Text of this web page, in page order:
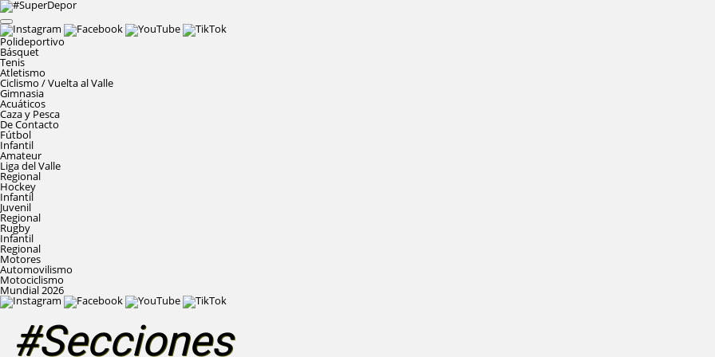
Polideportivo
Básquet
Tenis
Atletismo
Ciclismo / Vuelta al Valle
Gimnasia
Acuáticos
Caza y Pesca
De Contacto
Fútbol
Infantil
Amateur
Liga del Valle
Regional
Hockey
Infantil
Juvenil
Regional
Rugby
Infantil
Regional
Motores
Automovilismo
Motociclismo
Mundial 2026
#Secciones